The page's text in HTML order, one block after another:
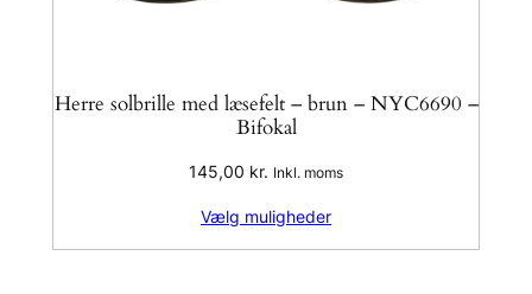
Herre solbrille med læsefelt – brun – NYC6690 –
Bifokal
145,00 kr. Inkl. moms
Vælg muligheder